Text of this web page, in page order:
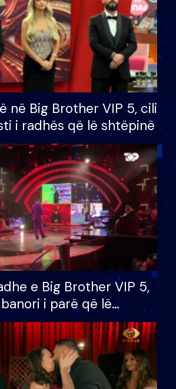
në Big Brother VIP 5, cili
i radhës që lë shtëpinë
e Big Brother VIP 5,
i parë që lë
humb mundësinë për
e madh